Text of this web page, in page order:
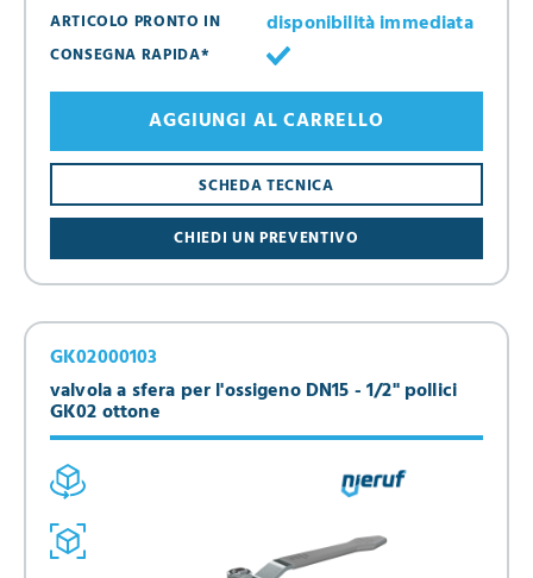
ARTICOLO PRONTO IN
disponibilità immediata
CONSEGNA RAPIDA*
CHIEDI UN PREVENTIVO
SCHEDA TECNICA
AGGIUNGI AL CARRELLO
valvola a sfera per l'ossigeno DN15 - 1/2" pollici
GK02 ottone
GK02000103